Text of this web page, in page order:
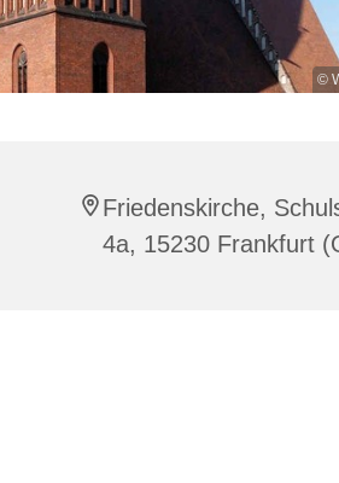
©
Friedenskirche,
4a, 15230 Frankfurt